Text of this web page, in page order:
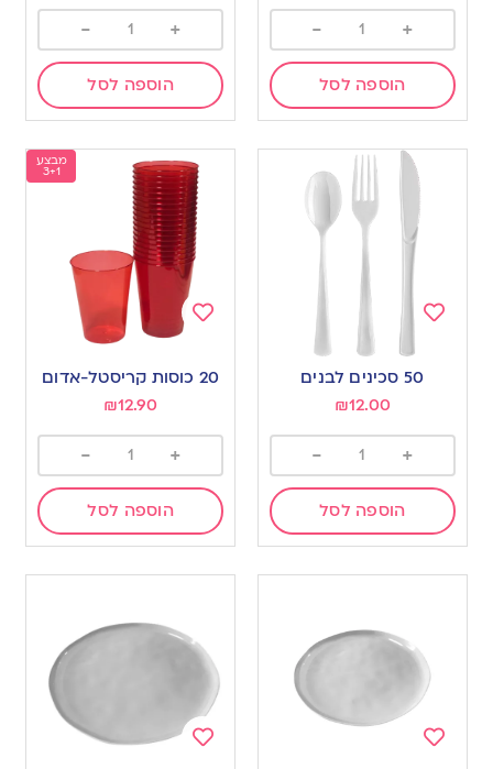
+
-
הוספה לסל
+
-
הוספה לסל
wishlist
50 סכינים לבנים
₪12.00
+
-
הוספה לסל
מבצע
3+1
to
wishlist
20 כוסות קריסטל-אדום
₪12.90
+
-
הוספה לסל